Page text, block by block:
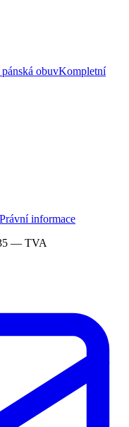
obuvKompletní
Právní informace
— TVA